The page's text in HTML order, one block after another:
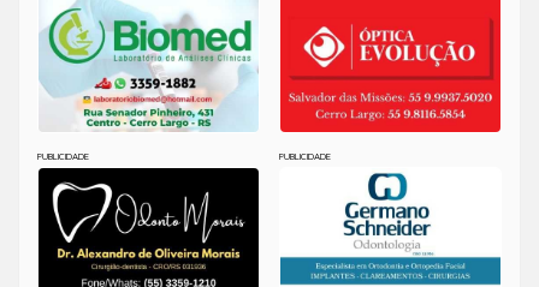
PUBLICIDADE PUBLICIDADE